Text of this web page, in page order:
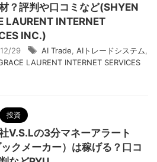
？評判や口コミなど(SHYEN
LAURENT INTERNET
INC.)
29 AI Trade AIトレードシステム
LAURENT INTERNET SERVICES
投資
V.S.Lの3分マネーアラート
クメーカー）は稼げる？口コ